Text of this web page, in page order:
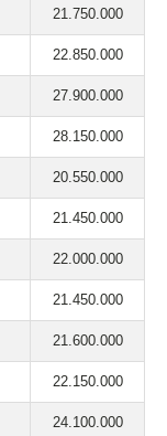
21.750.000
22.850.000
27.900.000
28.150.000
20.550.000
21.450.000
22.000.000
21.450.000
21.600.000
22.150.000
24.100.000